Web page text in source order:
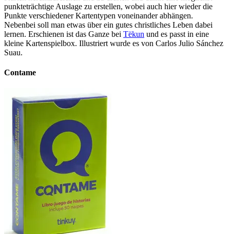
punkteträchtige Auslage zu erstellen, wobei auch hier wieder die
Punkte verschiedener Kartentypen voneinander abhängen.
Nebenbei soll man etwas über ein gutes christliches Leben dabei
lernen. Erschienen ist das Ganze bei Tëkun und es passt in eine
kleine Kartenspielbox. Illustriert wurde es von Carlos Julio Sánchez
Suau.
Contame